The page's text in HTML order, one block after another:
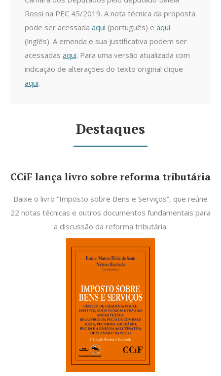
Rossi na PEC 45/2019. A nota técnica da proposta
pode ser acessada aqui (português) e aqui
(inglês). A emenda e sua justificativa podem ser
acessadas aqui. Para uma versão atualizada com
indicação de alterações do texto original clique
aqui.
Destaques
CCiF lança livro sobre reforma tributária
Baixe o livro “Imposto sobre Bens e Serviços”, que reúne
22 notas técnicas e outros documentos fundamentais para
a discussão da reforma tributária.